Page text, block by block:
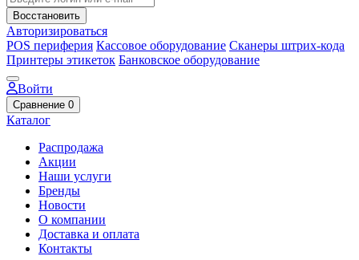
Восстановить
Авторизироваться
POS периферия Кассовое оборудование Сканеры штрих-кода
Принтеры этикеток Банковское оборудование
Войти
Сравнение 0
Каталог
Распродажа
Акции
Наши услуги
Бренды
Новости
О компании
Доставка и оплата
Контакты